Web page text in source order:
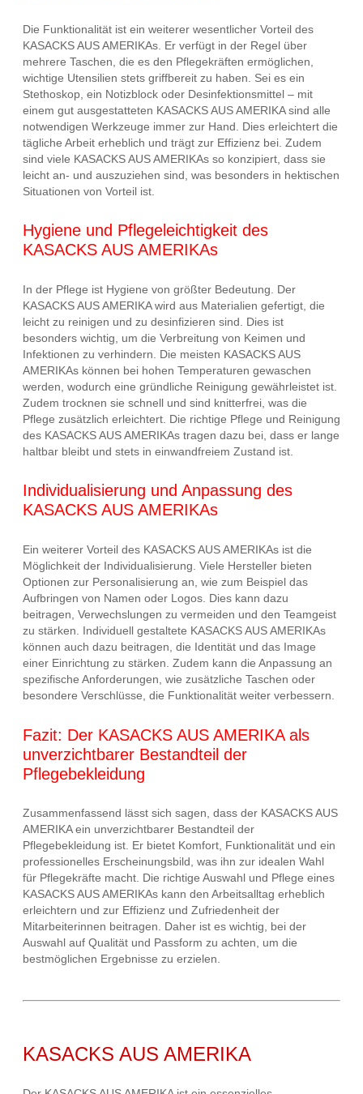
Die Funktionalität ist ein weiterer wesentlicher Vorteil des
KASACKS AUS AMERIKAs. Er verfügt in der Regel über
mehrere Taschen, die es den Pflegekräften ermöglichen,
wichtige Utensilien stets griffbereit zu haben. Sei es ein
Stethoskop, ein Notizblock oder Desinfektionsmittel – mit
einem gut ausgestatteten KASACKS AUS AMERIKA sind alle
notwendigen Werkzeuge immer zur Hand. Dies erleichtert die
tägliche Arbeit erheblich und trägt zur Effizienz bei. Zudem
sind viele KASACKS AUS AMERIKAs so konzipiert, dass sie
leicht an- und auszuziehen sind, was besonders in hektischen
Situationen von Vorteil ist.
Hygiene und Pflegeleichtigkeit des
KASACKS AUS AMERIKAs
In der Pflege ist Hygiene von größter Bedeutung. Der
KASACKS AUS AMERIKA wird aus Materialien gefertigt, die
leicht zu reinigen und zu desinfizieren sind. Dies ist
besonders wichtig, um die Verbreitung von Keimen und
Infektionen zu verhindern. Die meisten KASACKS AUS
AMERIKAs können bei hohen Temperaturen gewaschen
werden, wodurch eine gründliche Reinigung gewährleistet ist.
Zudem trocknen sie schnell und sind knitterfrei, was die
Pflege zusätzlich erleichtert. Die richtige Pflege und Reinigung
des KASACKS AUS AMERIKAs tragen dazu bei, dass er lange
haltbar bleibt und stets in einwandfreiem Zustand ist.
Individualisierung und Anpassung des
KASACKS AUS AMERIKAs
Ein weiterer Vorteil des KASACKS AUS AMERIKAs ist die
Möglichkeit der Individualisierung. Viele Hersteller bieten
Optionen zur Personalisierung an, wie zum Beispiel das
Aufbringen von Namen oder Logos. Dies kann dazu
beitragen, Verwechslungen zu vermeiden und den Teamgeist
zu stärken. Individuell gestaltete KASACKS AUS AMERIKAs
können auch dazu beitragen, die Identität und das Image
einer Einrichtung zu stärken. Zudem kann die Anpassung an
spezifische Anforderungen, wie zusätzliche Taschen oder
besondere Verschlüsse, die Funktionalität weiter verbessern.
Fazit: Der KASACKS AUS AMERIKA als
unverzichtbarer Bestandteil der
Pflegebekleidung
Zusammenfassend lässt sich sagen, dass der KASACKS AUS
AMERIKA ein unverzichtbarer Bestandteil der
Pflegebekleidung ist. Er bietet Komfort, Funktionalität und ein
professionelles Erscheinungsbild, was ihn zur idealen Wahl
für Pflegekräfte macht. Die richtige Auswahl und Pflege eines
KASACKS AUS AMERIKAs kann den Arbeitsalltag erheblich
erleichtern und zur Effizienz und Zufriedenheit der
Mitarbeiterinnen beitragen. Daher ist es wichtig, bei der
Auswahl auf Qualität und Passform zu achten, um die
bestmöglichen Ergebnisse zu erzielen.
KASACKS AUS AMERIKA